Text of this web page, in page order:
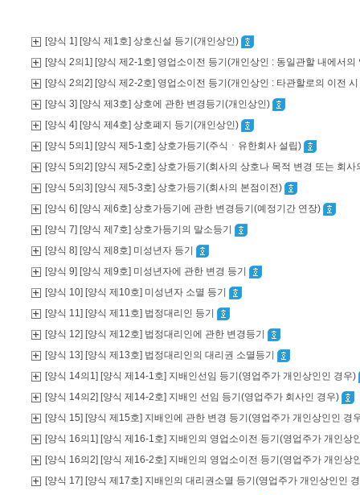
[양식 1] [양식 제1호] 상호신설 등기(개인상인)
[양식 2의1] [양식 제2-1호] 영업소이전 등기(개인상인 : 동일관할 내에서
[양식 2의2] [양식 제2-2호] 영업소이전 등기(개인상인 : 타관할로의 이전
[양식 3] [양식 제3호] 상호에 관한 변경등기(개인상인)
[양식 4] [양식 제4호] 상호폐지 등기(개인상인)
[양식 5의1] [양식 제5-1호] 상호가등기(주식ㆍ유한회사 설립)
[양식 5의2] [양식 제5-2호] 상호가등기(회사의 상호나 목적 변경 또는 회
[양식 5의3] [양식 제5-3호] 상호가등기(회사의 본점이전)
[양식 6] [양식 제6호] 상호가등기에 관한 변경등기(예정기간 연장)
[양식 7] [양식 제7호] 상호가등기의 말소등기
[양식 8] [양식 제8호] 미성년자 등기
[양식 9] [양식 제9호] 미성년자에 관한 변경 등기
[양식 10] [양식 제10호] 미성년자 소멸 등기
[양식 11] [양식 제11호] 법정대리인 등기
[양식 12] [양식 제12호] 법정대리인에 관한 변경등기
[양식 13] [양식 제13호] 법정대리인의 대리권 소멸등기
[양식 14의1] [양식 제14-1호] 지배인선임 등기(영업주가 개인상인인 경우)
[양식 14의2] [양식 제14-2호] 지배인 선임 등기(영업주가 회사인 경우)
[양식 15] [양식 제15호] 지배인에 관한 변경 등기(영업주가 개인상인인 경
[양식 16의1] [양식 제16-1호] 지배인의 영업소이전 등기(영업주가 개인
[양식 16의2] [양식 제16-2호] 지배인의 영업소이전 등기(영업주가 개인
[양식 17] [양식 제17호] 지배인의 대리권소멸 등기(영업주가 개인상인인